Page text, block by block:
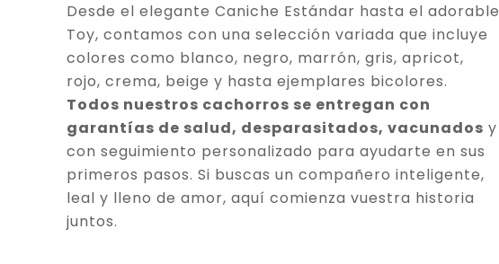
Desde el elegante Caniche Estándar hasta el adorable
Toy, contamos con una selección variada que incluye
colores como blanco, negro, marrón, gris, apricot,
rojo, crema, beige y hasta ejemplares bicolores.
Todos nuestros cachorros se entregan con
garantías de salud, desparasitados, vacunados y
con seguimiento personalizado para ayudarte en sus
primeros pasos. Si buscas un compañero inteligente,
leal y lleno de amor, aquí comienza vuestra historia
juntos.